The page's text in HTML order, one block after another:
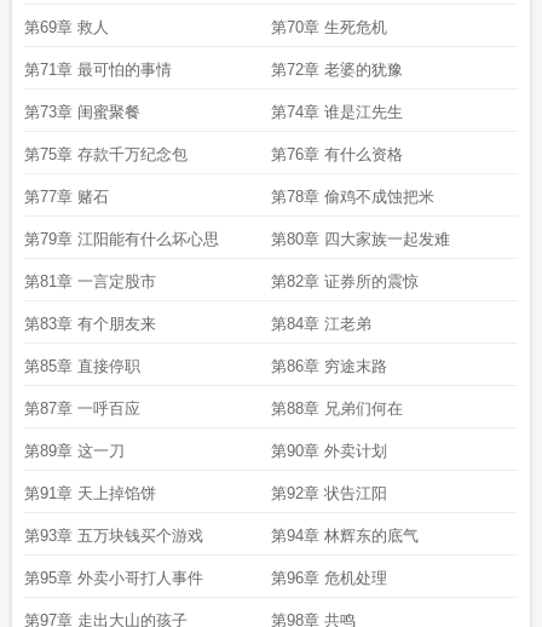
第69章 救人 第70章 生死危机
第71章 最可怕的事情 第72章 老婆的犹豫
第73章 闺蜜聚餐 第74章 谁是江先生
第75章 存款千万纪念包 第76章 有什么资格
第77章 赌石 第78章 偷鸡不成蚀把米
第79章 江阳能有什么坏心思 第80章 四大家族一起发难
第81章 一言定股市 第82章 证券所的震惊
第83章 有个朋友来 第84章 江老弟
第85章 直接停职 第86章 穷途末路
第87章 一呼百应 第88章 兄弟们何在
第89章 这一刀 第90章 外卖计划
第91章 天上掉馅饼 第92章 状告江阳
第93章 五万块钱买个游戏 第94章 林辉东的底气
第95章 外卖小哥打人事件 第96章 危机处理
第97章 走出大山的孩子 第98章 共鸣